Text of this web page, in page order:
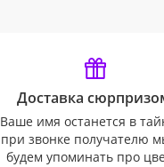
Доставка
Ваше имя останется в
при звонке получателю
будем упоминать про